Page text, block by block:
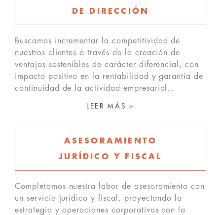
DE DIRECCIÓN
Buscamos incrementar la competitividad de
nuestros clientes a través de la creación de
ventajas sostenibles de carácter diferencial, con
impacto positivo en la rentabilidad y garantía de
continuidad de la actividad empresarial…
LEER MÁS>
ASESORAMIENTO
JURÍDICO Y FISCAL
Completamos nuestra labor de asesoramiento con
un servicio jurídico y fiscal, proyectando la
estrategia y operaciones corporativas con la